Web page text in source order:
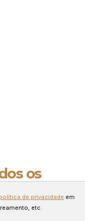
os
Web
política de privacidade em
etc.